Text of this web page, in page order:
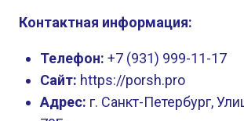
Контактная информация:
Телефон: +7 (931) 999-11-17
Сайт: https://porsh.pro
Адрес: г. Санкт-Петербург,